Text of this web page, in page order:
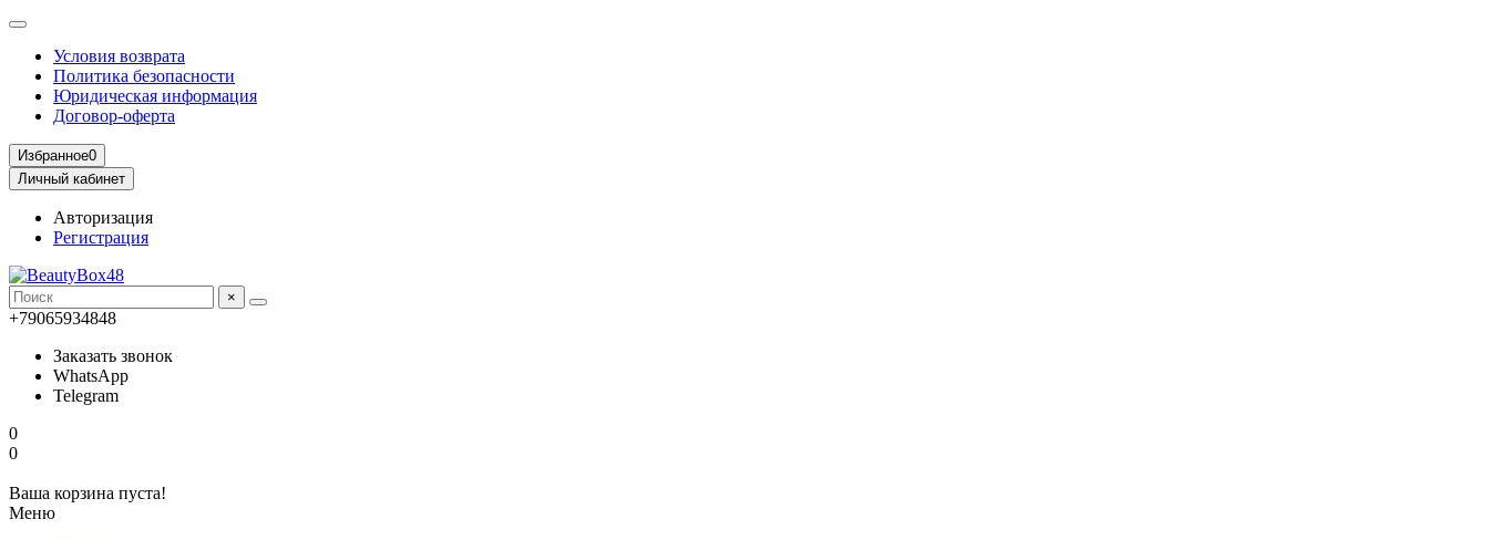
Условия возврата
Политика безопасности
Юридическая информация
Договор-оферта
Избранное0
Личный кабинет
Авторизация
Регистрация
×
+79065934848
Заказать звонок
WhatsApp
Telegram
0
0
Ваша корзина пуста!
Меню